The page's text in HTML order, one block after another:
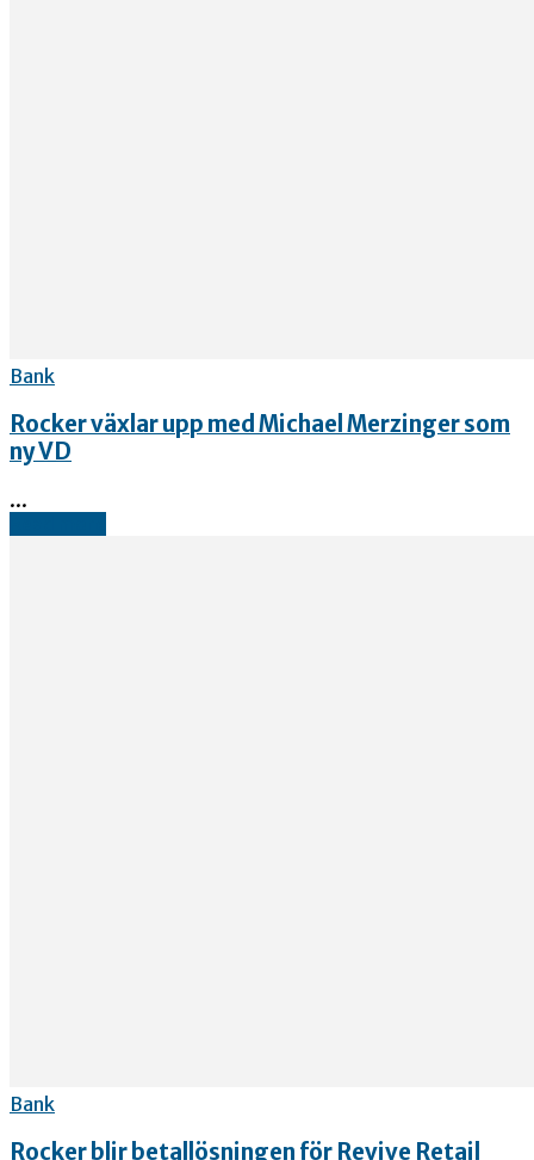
Bank
Rocker växlar upp med Michael Merzinger som
ny VD
...
Bank
Rocker blir betallösningen för Revive Retail